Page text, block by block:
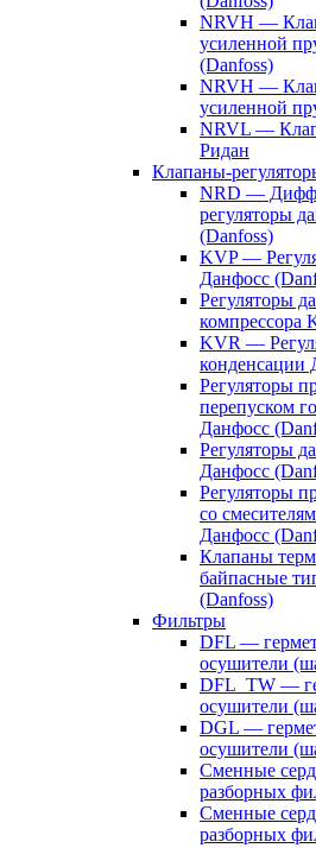
NRVH —
усиленной
(Danfoss)
NRVH —
усиленной
NRVL —
Ридан
Клапаны-
NRD —
регуляторы
(Danfoss)
KVP —
Данфосс
Регуляторы
компрессора
KVR —
конденсации
Регуляторы
перепуском
Данфосс
Регуляторы
Данфосс
Регуляторы
со
Данфосс
Клапаны
байпасные
(Danfoss)
Фильтры
DFL —
осушители
DFL_TW —
осушители
DGL —
осушители
Сменные
разборных
Сменные
разборных